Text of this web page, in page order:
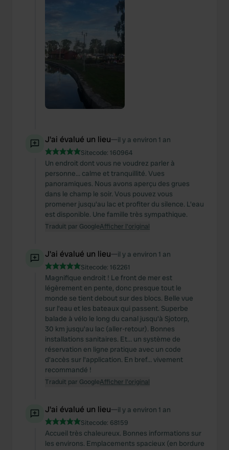
J'ai évalué un lieu—il y a environ 1 an
Sitecode: 160964
Un endroit dont vous ne voudrez parler à
personne… calme et tranquillité. Vues
panoramiques. Nous avons aperçu des grues
dans le champ le soir. Vous pouvez vous
promener jusqu'au lac et profiter du silence. L'eau
est disponible. Une famille très sympathique.
Traduit par GoogleAfficher l'original
J'ai évalué un lieu—il y a environ 1 an
Sitecode: 162261
Magnifique endroit ! Le front de mer est
légèrement en pente, donc presque tout le
monde se tient debout sur des blocs. Belle vue
sur l'eau et les bateaux qui passent. Superbe
balade à vélo le long du canal jusqu'à Sjotorp,
30 km jusqu'au lac (aller-retour). Bonnes
installations sanitaires. Et… un système de
réservation en ligne pratique avec un code
d'accès sur l'application. En bref… vivement
recommandé !
Traduit par GoogleAfficher l'original
J'ai évalué un lieu—il y a environ 1 an
Sitecode: 68159
Accueil très chaleureux. Bonnes informations sur
les environs. Emplacements spacieux (en bordure